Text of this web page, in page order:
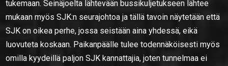
tukemaan. Seinäjoelta lähtevään bussikuljetukseen lähtee
mukaan myös SJK:n seurajohtoa ja tällä tavoin näytetään että
SJK on oikea perhe, jossa seistään aina yhdessä, eikä
luovuteta koskaan. Paikanpäälle tulee todennäköisesti myös
omilla kyydeillä paljon SJK kannattajia, joten tunnelmaa ei